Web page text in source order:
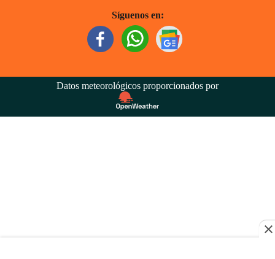
Síguenos en:
Datos meteorológicos proporcionados por